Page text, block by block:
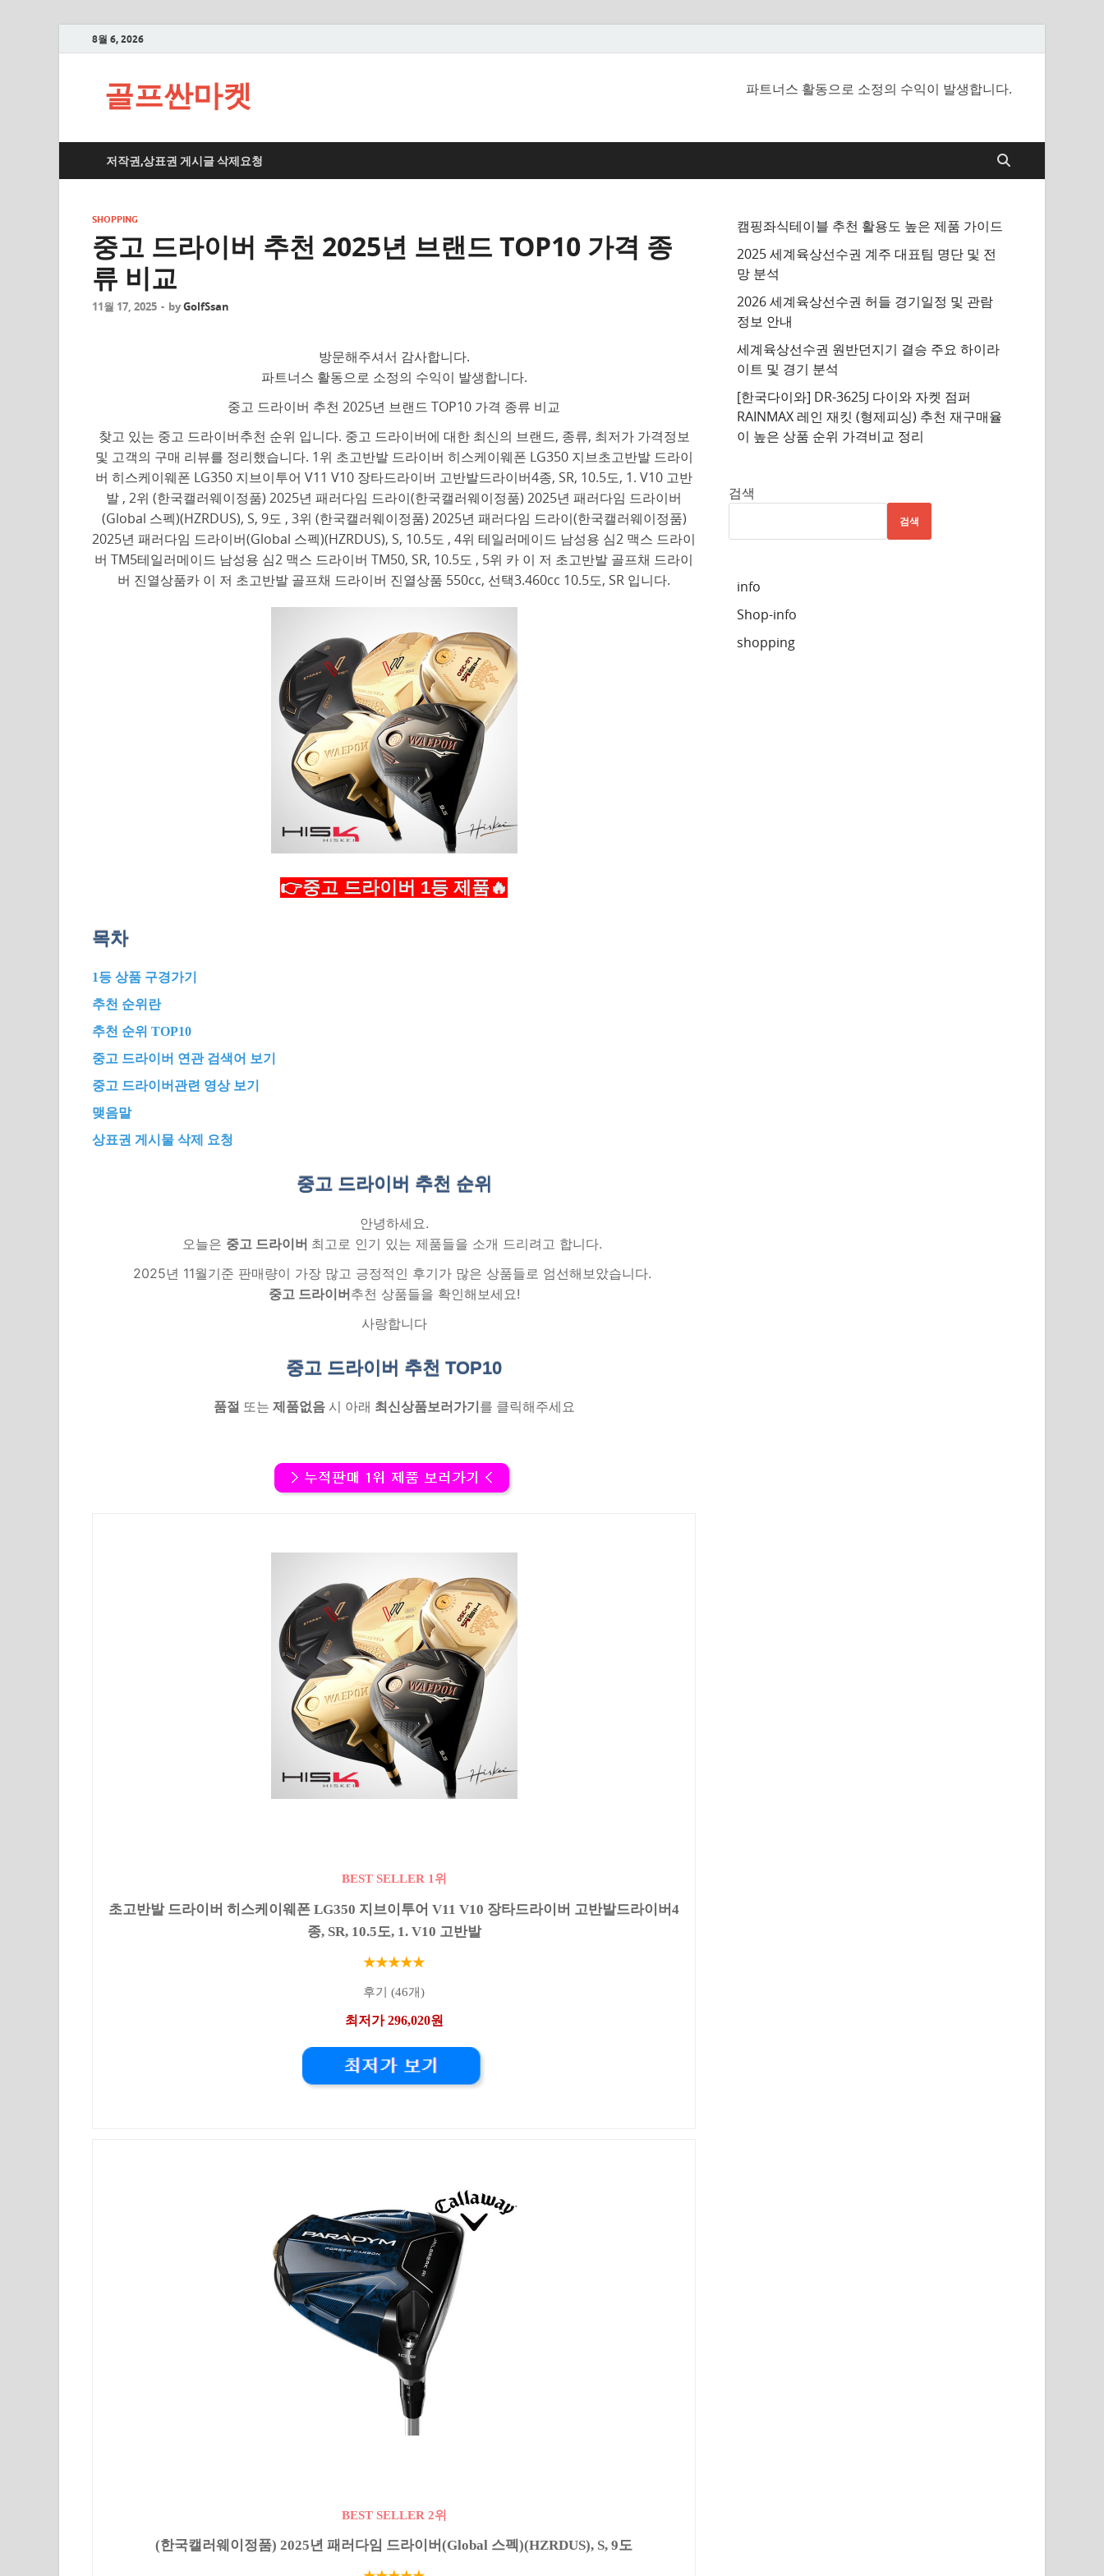
8월 6, 2026
골프싼마켓 파트너스 활동으로 소정의 수익이 발생합니다.
저작권,상표권 게시글 삭제요청
SHOPPING
중고 드라이버 추천 2025년 브랜드 TOP10 가격 종
류 비교
11월 17, 2025 - byGolfSsan
방문해주셔서 감사합니다.
파트너스 활동으로 소정의 수익이 발생합니다.
중고 드라이버 추천 2025년 브랜드 TOP10 가격 종류 비교
찾고 있는 중고 드라이버추천 순위 입니다. 중고 드라이버에 대한 최신의 브랜드, 종류, 최저가 가격정보
및 고객의 구매 리뷰를 정리했습니다. 1위 초고반발 드라이버 히스케이웨폰 LG350 지브초고반발 드라이
버 히스케이웨폰 LG350 지브이투어 V11 V10 장타드라이버 고반발드라이버4종, SR, 10.5도, 1. V10 고반
발 , 2위 (한국캘러웨이정품) 2025년 패러다임 드라이(한국캘러웨이정품) 2025년 패러다임 드라이버
(Global 스펙)(HZRDUS), S, 9도 , 3위 (한국캘러웨이정품) 2025년 패러다임 드라이(한국캘러웨이정품)
2025년 패러다임 드라이버(Global 스펙)(HZRDUS), S, 10.5도 , 4위 테일러메이드 남성용 심2 맥스 드라이
버 TM5테일러메이드 남성용 심2 맥스 드라이버 TM50, SR, 10.5도 , 5위 카 이 저 초고반발 골프채 드라이
버 진열상품카 이 저 초고반발 골프채 드라이버 진열상품 550cc, 선택3.460cc 10.5도, SR 입니다.
👉중고 드라이버 1등 제품🔥
목차
1등 상품 구경가기
추천 순위란
추천 순위 TOP10
중고 드라이버 연관 검색어 보기
중고 드라이버관련 영상 보기
맺음말
상표권 게시물 삭제 요청
중고 드라이버 추천 순위
안녕하세요.
오늘은 중고 드라이버 최고로 인기 있는 제품들을 소개 드리려고 합니다.
2025년 11월기준 판매량이 가장 많고 긍정적인 후기가 많은 상품들로 엄선해보았습니다.
중고 드라이버추천 상품들을 확인해보세요!
사랑합니다
중고 드라이버 추천 TOP10
품절 또는 제품없음시 아래 최신상품보러가기 를 클릭해주세요
BEST SELLER 1위
초고반발 드라이버 히스케이웨폰 LG350 지브이투어 V11 V10 장타드라이버 고반발드라이버4
종, SR, 10.5도, 1. V10 고반발
★★★★★
후기 (46개)
최저가 296,020원
BEST SELLER 2위
(한국캘러웨이정품) 2025년 패러다임 드라이버(Global 스펙)(HZRDUS), S, 9도
캠핑좌식테이블 추천 활용도 높은 제품 가이드
2025 세계육상선수권 계주 대표팀 명단 및 전
망 분석
2026 세계육상선수권 허들 경기일정 및 관람
정보 안내
세계육상선수권 원반던지기 결승 주요 하이라
이트 및 경기 분석
[한국다이와] DR-3625J 다이와 자켓 점퍼
RAINMAX 레인 재킷 (형제피싱) 추천 재구매율
이 높은 상품 순위 가격비교 정리
검색
검색
info
Shop-info
shopping